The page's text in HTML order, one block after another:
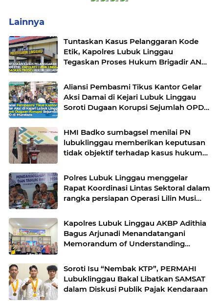
Lainnya
Tuntaskan Kasus Pelanggaran Kode
Etik, Kapolres Lubuk Linggau
Tegaskan Proses Hukum Brigadir AN
Aliansi Pembasmi Tikus Kantor Gelar
Aksi Damai di Kejari Lubuk Linggau
Soroti Dugaan Korupsi Sejumlah OPD
HMI Badko sumbagsel menilai PN
lubuklinggau memberikan keputusan
tidak objektif terhadap kasus hukum
Polres Lubuk Linggau menggelar
Rapat Koordinasi Lintas Sektoral dalam
rangka persiapan Operasi Lilin Musi
Kapolres Lubuk Linggau AKBP Adithia
Bagus Arjunadi Menandatangani
Memorandum of Understanding
Pendidikan dan Kebudayaan
Soroti Isu “Nembak KTP”, PERMAHI
Lubuklinggau Bakal Libatkan SAMSAT
dalam Diskusi Publik Pajak Kendaraan